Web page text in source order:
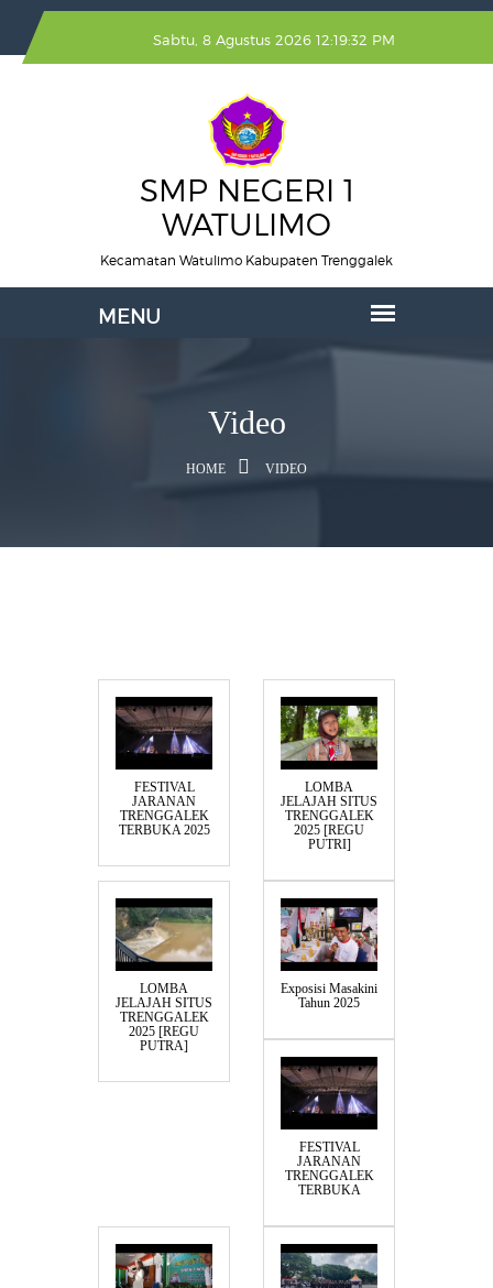
Sabtu, 8 Agustus 2026 12:19:32 PM
SMP NEGERI 1
WATULIMO
Kecamatan Watulimo Kabupaten Trenggalek
Video
HOME VIDEO
FESTIVAL
JARANAN
TRENGGALEK
TERBUKA 2025
LOMBA
JELAJAH SITUS
TRENGGALEK
2025 [REGU
PUTRI]
LOMBA
JELAJAH SITUS
TRENGGALEK
2025 [REGU
PUTRA]
Exposisi Masakini
Tahun 2025
FESTIVAL
JARANAN
TRENGGALEK
TERBUKA